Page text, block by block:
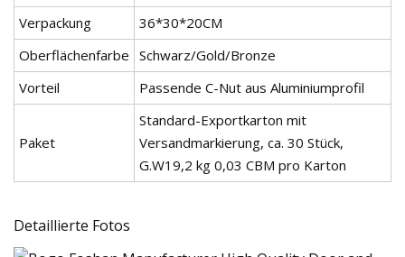
Verpackung
36*30*20CM
Oberflächenfarbe Schwarz/Gold/Bronze
Vorteil
Passende C-Nut aus Aluminiumprofil
Paket
Standard-Exportkarton mit
Versandmarkierung, ca. 30 Stück,
G.W19,2 kg 0,03 CBM pro Karton
Detaillierte Fotos